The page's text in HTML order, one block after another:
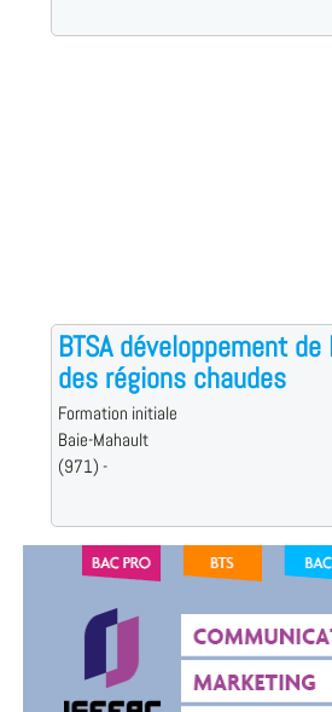
BTSA développement
des régions chaudes
Formation initiale
Baie-Mahault
(971) -